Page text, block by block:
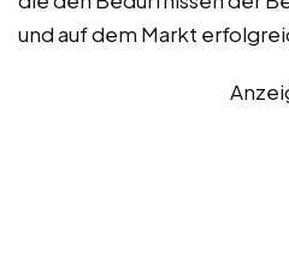
und auf dem Markt